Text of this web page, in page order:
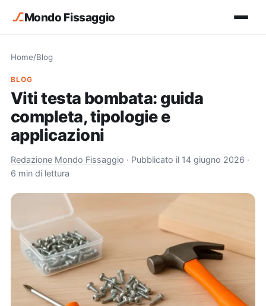
⎇Mondo Fissaggio
Home/Blog
BLOG
Viti testa bombata: guida
completa, tipologie e
applicazioni
Redazione Mondo Fissaggio · Pubblicato il 14 giugno 2026 ·
6 min di lettura